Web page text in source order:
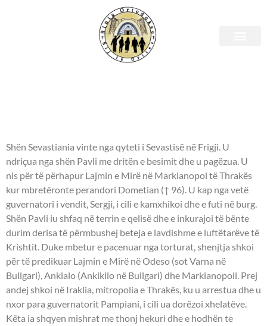
Shenjtori i ditës – 24 tetor
Shën Sevastiania vinte nga qyteti i Sevastisë në Frigji. U
ndriçua nga shën Pavli me dritën e besimit dhe u pagëzua. U
nis për të përhapur Lajmin e Mirë në Markianopol të Thrakës
kur mbretëronte perandori Dometian († 96). U kap nga vetë
guvernatori i vendit, Sergji, i cili e kamxhikoi dhe e futi në burg.
Shën Pavli iu shfaq në terrin e qelisë dhe e inkurajoi të bënte
durim derisa të përmbushej beteja e lavdishme e luftëtarëve të
Krishtit. Duke mbetur e pacenuar nga torturat, shenjtja shkoi
për të predikuar Lajmin e Mirë në Odeso (sot Varna në
Bullgari), Ankialo (Ankikilo në Bullgari) dhe Markianopoli. Prej
andej shkoi në Iraklia, mitropolia e Thrakës, ku u arrestua dhe u
nxor para guvernatorit Pampiani, i cili ua dorëzoi xhelatëve.
Këta ia shqyen mishrat me thonj hekuri dhe e hodhën te